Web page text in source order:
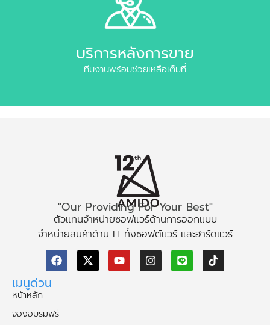
บริการหลังการขาย
ทีมงานพร้อมช่วยเหลือเต็มที่
"Our Providing For Your Best"
ตัวแทนจำหน่ายซอฟแวร์ด้านการออกแบบ
จำหน่ายสินค้าด้าน IT ทั้งซอฟต์แวร์ และฮาร์ดแวร์
เมนูด่วน
หน้าหลัก
จองอบรมฟรี